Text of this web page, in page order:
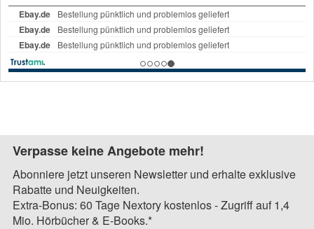
Verpasse keine Angebote mehr!
Abonniere jetzt unseren Newsletter und erhalte exklusive
Rabatte und Neuigkeiten.
Extra-Bonus: 60 Tage Nextory kostenlos - Zugriff auf 1,4
Mio. Hörbücher & E-Books.*